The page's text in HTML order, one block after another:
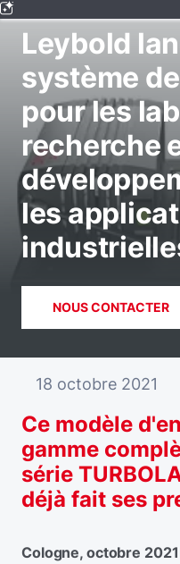
Leybold
système
pour les
recherche
les
NOUS CONTACTER
18 octobre 2021
Ce modèle
gamme
série
déjà fait ses
Cologne, octobre